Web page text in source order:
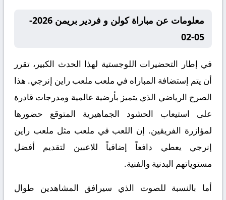
معلومات عن مباراة كولن و فردير بريمن 2026-
05-02
في إطار التحضيرات اللوجستية لهذا الحدث الكبير، تقرر
أن يتم إستضافة المباراه في ملعب ملعب راين إنرجي. هذا
الصرح الرياضي الذي يتميز بأرضية عالمية ومدرجات قادرة
على استيعاب الحشود الجماهيرية المتوقع حضورها
لمؤازرة الفريقين. إن اللعب في ملعب مثل ملعب راين
إنرجي يعطي دافعاً إضافياً للاعبين لتقديم أفضل
مستوياتهم البدنية والفنية.
أما بالنسبة للصوت الذي سيرافق المشاهدين طوال